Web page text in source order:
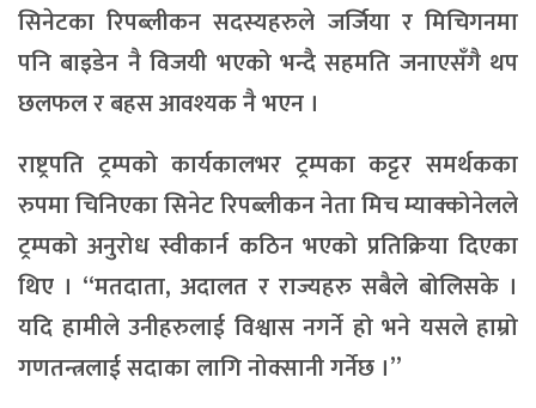
सिनेटका रिपब्लीकन सदस्यहरुले जर्जिया र मिचिगनमा
पनि बाइडेन नै विजयी भएको भन्दै सहमति जनाएसँगै थप
छलफल र बहस आवश्यक नै भएन ।
राष्ट्रपति ट्रम्पको कार्यकालभर ट्रम्पका कट्टर समर्थकका
रुपमा चिनिएका सिनेट रिपब्लीकन नेता मिच म्याक्कोनेलले
ट्रम्पको अनुरोध स्वीकार्न कठिन भएको प्रतिक्रिया दिएका
थिए । “मतदाता, अदालत र राज्यहरु सबैले बोलिसके ।
यदि हामीले उनीहरुलाई विश्वास नगर्ने हो भने यसले हाम्रो
गणतन्त्रलाई सदाका लागि नोक्सानी गर्नेछ ।”